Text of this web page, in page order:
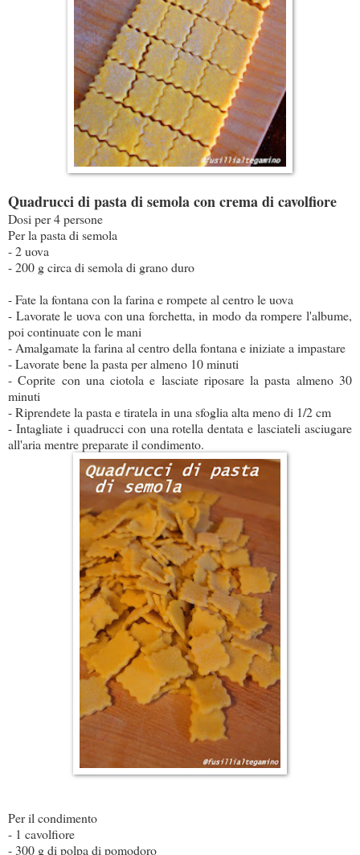
Quadrucci di pasta di semola con crema di cavolfiore
Dosi per 4 persone
Per la pasta di semola
- 2 uova
- 200 g circa di semola di grano duro
- Fate la fontana con la farina e rompete al centro le uova
- Lavorate le uova con una forchetta, in modo da rompere l'albume,
poi continuate con le mani
- Amalgamate la farina al centro della fontana e iniziate a impastare
- Lavorate bene la pasta per almeno 10 minuti
- Coprite con una ciotola e lasciate riposare la pasta almeno 30
minuti
- Riprendete la pasta e tiratela in una sfoglia alta meno di 1/2 cm
- Intagliate i quadrucci con una rotella dentata e lasciateli asciugare
all'aria mentre preparate il condimento.
Per il condimento
- 1 cavolfiore
- 300 g di polpa di pomodoro